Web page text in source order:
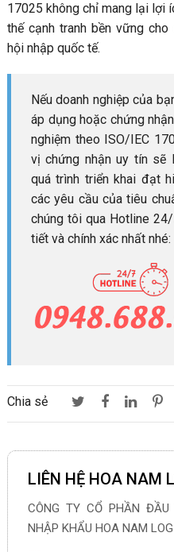
17025 không chỉ mang lại lợi
thế cạnh tranh bền vững
hội nhập quốc tế.
Nếu doanh nghiệp của
áp dụng hoặc chứng
nghiệm theo ISO/IEC
vị chứng nhận uy tín sẽ
quá trình triển khai đạt
các yêu cầu của tiêu
chúng tôi qua Hotline
tiết và chính xác nhất nhé:
Chia sẻ
LIÊN HỆ HOA NAM
CÔNG TY CỔ PHẦN
NHẬP KHẨU HOA NAM